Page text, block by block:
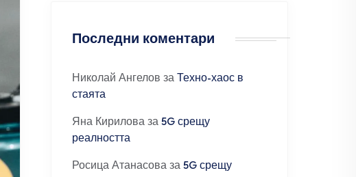
Последни коментари
Николай Ангелов за Техно-хаос в
стаята
Яна Кирилова за 5G срещу
реалността
Росица Атанасова за 5G срещу